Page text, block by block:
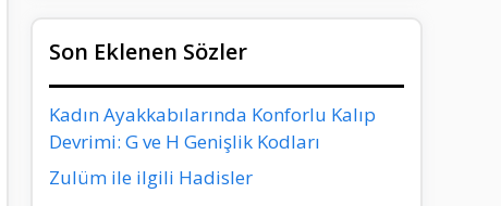
Son Eklenen Sözler
Kadın Ayakkabılarında Konforlu Kalıp
Devrimi: G ve H Genişlik Kodları
Zulüm ile ilgili Hadisler